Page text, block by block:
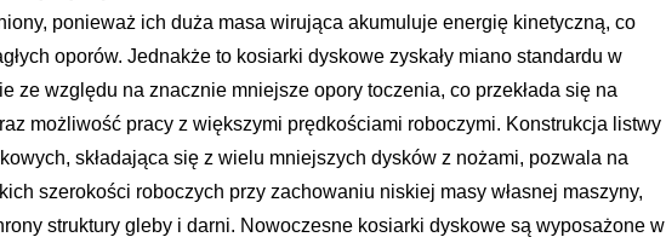
ponieważ ich duża masa wirująca akumuluje energię kinetyczną, co
oporów. Jednakże to kosiarki dyskowe zyskały miano standardu w
ze względu na znacznie mniejsze opory toczenia, co przekłada się na
możliwość pracy z większymi prędkościami roboczymi. Konstrukcja listwy
składająca się z wielu mniejszych dysków z nożami, pozwala na
szerokości roboczych przy zachowaniu niskiej masy własnej maszyny,
struktury gleby i darni. Nowoczesne kosiarki dyskowe są wyposażone w